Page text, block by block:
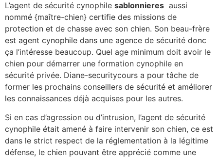
L’agent de sécurité cynophile sablonnieres aussi
nommé {maître-chien} certifie des missions de
protection et de chasse avec son chien. Son beau-frère
est agent cynophile dans une agence de sécurité donc
ça l’intéresse beaucoup. Quel age minimum doit avoir le
chien pour démarrer une formation cynophile en
sécurité privée. Diane-securitycours a pour tâche de
former les prochains conseillers de sécurité et améliorer
les connaissances déjà acquises pour les autres.
Si en cas d’agression ou d’intrusion, l’agent de sécurité
cynophile était amené à faire intervenir son chien, ce est
dans le strict respect de la réglementation à la légitime
défense, le chien pouvant être apprécié comme une